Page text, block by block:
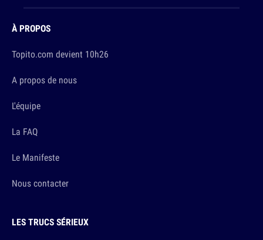
À PROPOS
Topito.com devient 10h26
A propos de nous
L'équipe
La FAQ
Le Manifeste
Nous contacter
LES TRUCS SÉRIEUX